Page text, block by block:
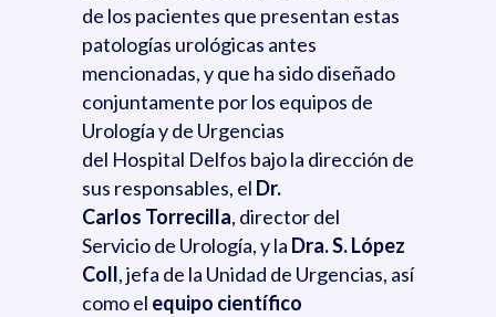
de los pacientes que presentan estas
patologías urológicas antes
mencionadas, y que ha sido diseñado
conjuntamente por los equipos de
Urología y de Urgencias
del Hospital Delfos bajo la dirección de
sus responsables, el Dr.
Carlos Torrecilla, director del
Servicio de Urología, y la Dra. S. López
Coll, jefa de la Unidad de Urgencias, así
como el equipo científico